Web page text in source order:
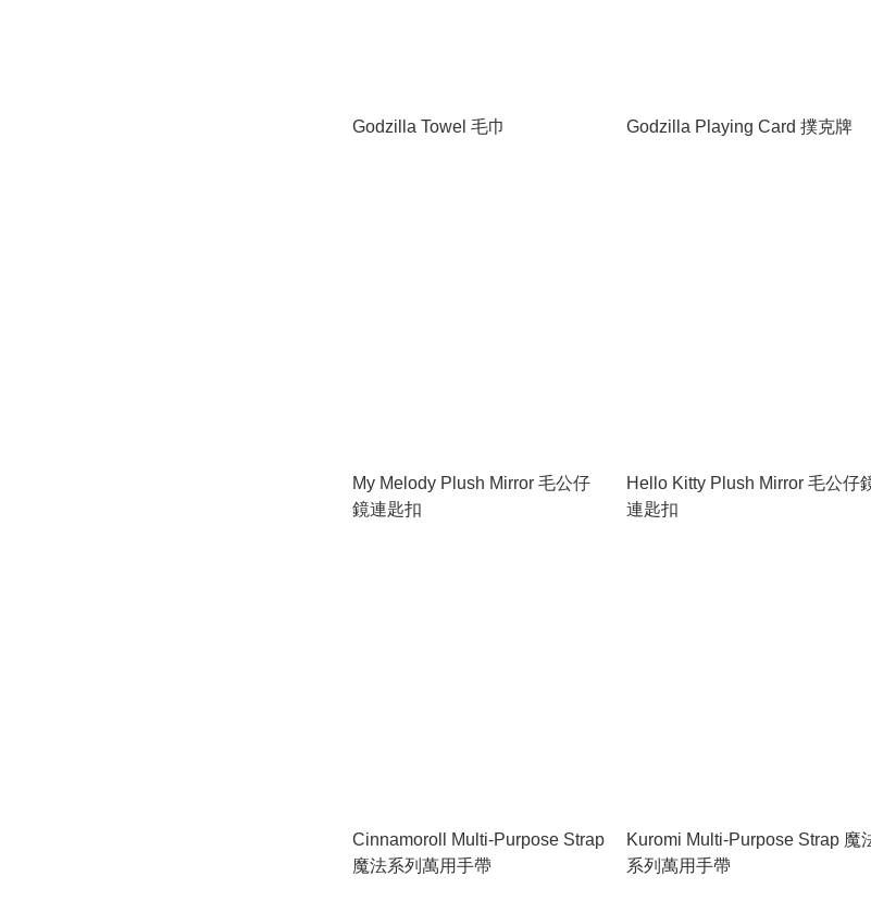
Godzilla Towel 毛巾 Godzilla Playing Card 撲克牌
My Melody Plush Mirror 毛公仔
鏡連匙扣
Hello Kitty Plush Mirror 毛公仔
連匙扣
Cinnamoroll Multi-Purpose Strap
魔法系列萬用手帶
Kuromi Multi-Purpose Strap 魔
系列萬用手帶